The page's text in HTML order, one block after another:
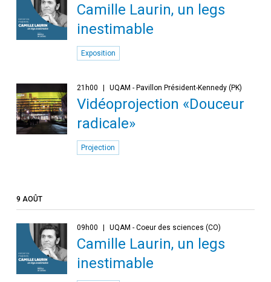
Camille Laurin, un legs
inestimable
Exposition
21h00 UQAM - Pavillon Président-Kennedy (PK)
Vidéoprojection «Douceur
radicale»
Projection
9 AOÛT
09h00 UQAM - Coeur des sciences (CO)
Camille Laurin, un legs
inestimable